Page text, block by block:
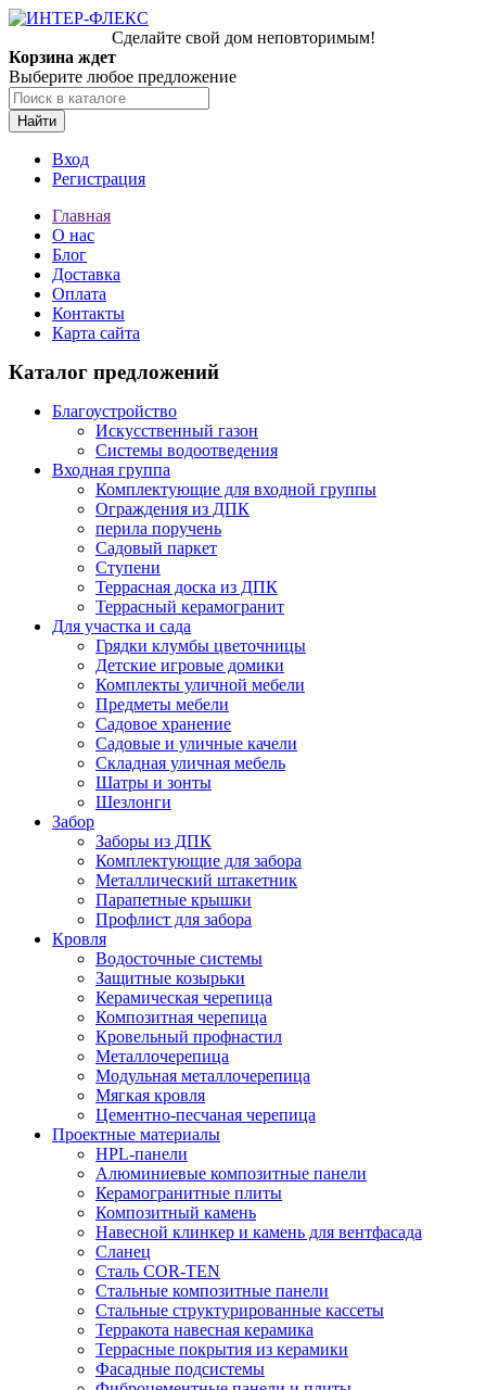
Сделайте свой дом неповторимым!
Корзина ждет
Выберите любое предложение
Найти
Вход
Регистрация
Главная
О нас
Блог
Доставка
Оплата
Контакты
Карта сайта
Каталог предложений
Благоустройство
Искусственный газон
Системы водоотведения
Входная группа
Комплектующие для входной группы
Ограждения из ДПК
перила поручень
Садовый паркет
Ступени
Террасная доска из ДПК
Террасный керамогранит
Для участка и сада
Грядки клумбы цветочницы
Детские игровые домики
Комплекты уличной мебели
Предметы мебели
Садовое хранение
Садовые и уличные качели
Складная уличная мебель
Шатры и зонты
Шезлонги
Забор
Заборы из ДПК
Комплектующие для забора
Металлический штакетник
Парапетные крышки
Профлист для забора
Кровля
Водосточные системы
Защитные козырьки
Керамическая черепица
Композитная черепица
Кровельный профнастил
Металлочерепица
Модульная металлочерепица
Мягкая кровля
Цементно-песчаная черепица
Проектные материалы
HPL-панели
Алюминиевые композитные панели
Керамогранитные плиты
Композитный камень
Навесной клинкер и камень для вентфасада
Сланец
Сталь COR-TEN
Стальные композитные панели
Стальные структурированные кассеты
Терракота навесная керамика
Террасные покрытия из керамики
Фасадные подсистемы